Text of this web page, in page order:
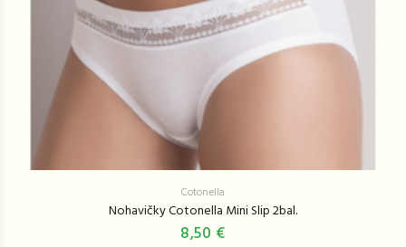
Cotonella
Nohavičky Cotonella Mini Slip 2bal.
8,50 €